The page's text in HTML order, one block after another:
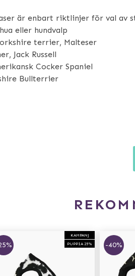
är enbart riktlinjer för val av
eller hundvalp
terrier, Malteser
Jack Russell
Cocker Spaniel
Bullterrier
KAMPANJ
PUPPIA 25%
-40%